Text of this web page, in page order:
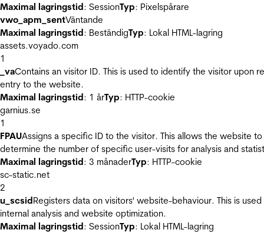
Maximal lagringstid: SessionTyp: Pixelspårare
vwo_apm_sentVäntande
Maximal lagringstid: BeständigTyp: Lokal HTML-lagring
assets.voyado.com
1
_vaContains an visitor ID. This is used to identify the visitor upon
entry to the website.
Maximal lagringstid: 1 årTyp: HTTP-cookie
garnius.se
1
FPAUAssigns a specific ID to the visitor. This allows the website to
determine the number of specific user-visits for analysis and
Maximal lagringstid: 3 månaderTyp: HTTP-cookie
sc-static.net
2
u_scsidRegisters data on visitors' website-behaviour. This is
internal analysis and website optimization.
Maximal lagringstid: SessionTyp: Lokal HTML-lagring